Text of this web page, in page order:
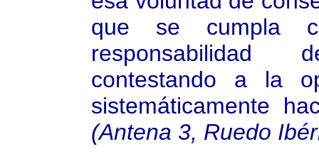
que se cumpla
responsabilidad
contestando a la
sistemáticamente
(Antena 3, Ruedo